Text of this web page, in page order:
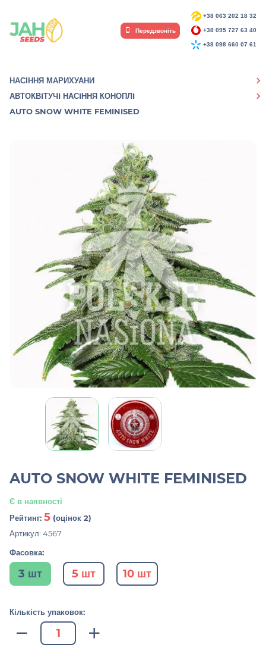
+38 063 202 18 32
+38 095 727 63 40
+38 098 660 07 61
Передзвоніть
НАСІННЯ МАРИХУАНИ
АВТОКВIТУЧI НАСIННЯ КОНОПЛI
AUTO SNOW WHITE FEMINISED
AUTO SNOW WHITE FEMINISED
Є в наявності
Рейтинг: 5 (оцінок 2)
Артикул: 4567
Фасовка:
3 шт 5 шт 10 шт
Кількість упаковок: